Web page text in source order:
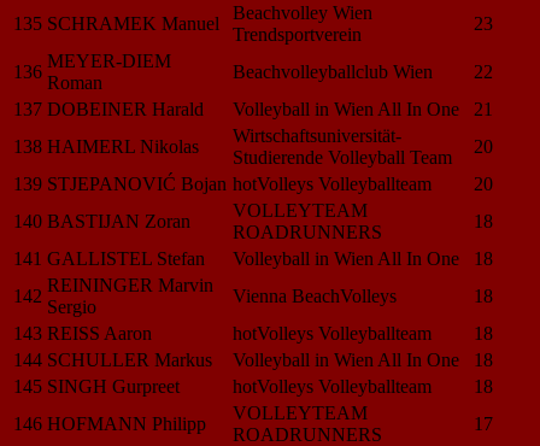
135 SCHRAMEK Manuel
Beachvolley Wien
Trendsportverein
23
136
MEYER-DIEM
Roman
Beachvolleyballclub Wien
22
137 DOBEINER Harald Volleyball in Wien All In One
21
138 HAIMERL Nikolas
Wirtschaftsuniversität-
Studierende Volleyball Team
20
139 STJEPANOVIĆ Bojan hotVolleys Volleyballteam
20
140 BASTIJAN Zoran
VOLLEYTEAM
ROADRUNNERS
18
141 GALLISTEL Stefan Volleyball in Wien All In One
18
142
REININGER Marvin
Sergio
Vienna BeachVolleys
18
143 REISS Aaron hotVolleys Volleyballteam
18
144 SCHULLER Markus Volleyball in Wien All In One
18
145 SINGH Gurpreet hotVolleys Volleyballteam
18
146 HOFMANN Philipp
VOLLEYTEAM
ROADRUNNERS
17